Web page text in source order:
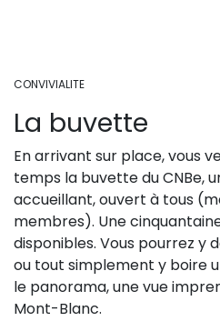
CONVIVIALITE
La buvette
En arrivant sur place, vous
temps la buvette du CNBe,
accueillant, ouvert à tous
membres). Une
disponibles. Vous pourrez y
ou tout simplement y boire
le panorama, une vue
Mont-Blanc.